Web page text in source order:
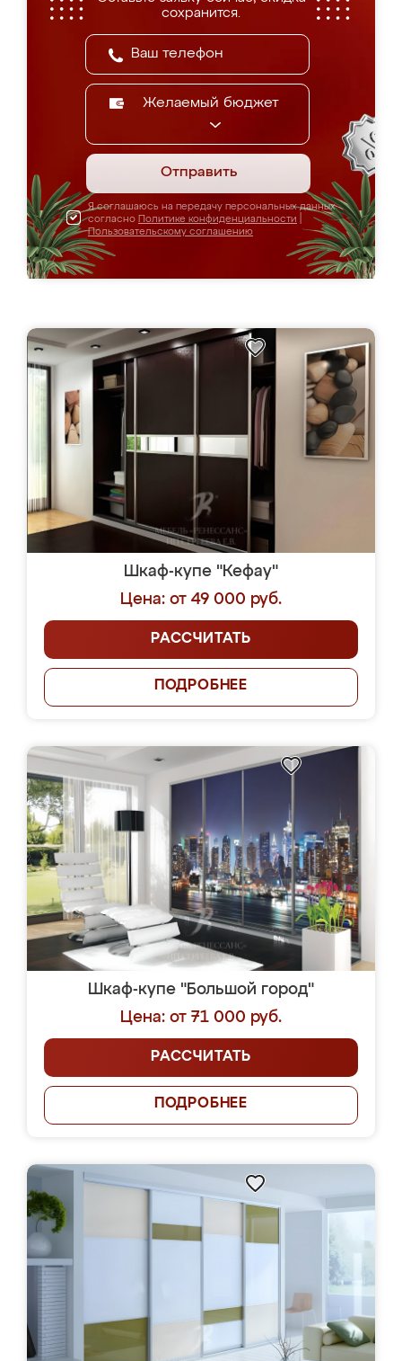
сохранится.
Желаемый бюджет
Отправить
Я соглашаюсь на передачу персональных данных
согласно Политике конфиденциальности
Пользовательскому соглашению
Шкаф-купе "Кефау"
Цена: от 49 000 руб.
РАССЧИТАТЬ
ПОДРОБНЕЕ
Шкаф-купе "Большой город"
Цена: от 71 000 руб.
РАССЧИТАТЬ
ПОДРОБНЕЕ